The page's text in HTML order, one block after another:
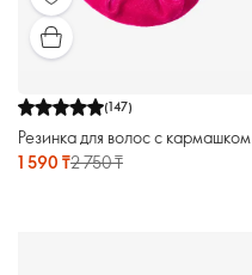
(147)
Резинка для волос с кармашком
1 590 ₸2 750 ₸